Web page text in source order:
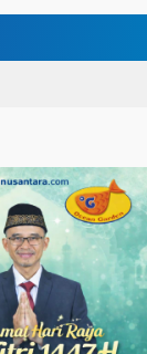
Atasi Impoten